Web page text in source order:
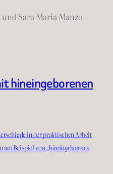
Sara Maria Manzo
hineingeborenen
in der praktischen Arbeit
am Beispiel von „hineingeborenen